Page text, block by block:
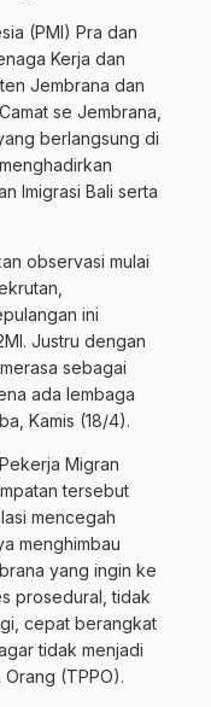
(PMI) Pra dan
Kerja dan
Jembrana dan
se Jembrana,
berlangsung di
Imigrasi Bali serta
observasi mulai
ini
Justru dengan
sebagai
ada lembaga
Kamis (18/4).
Migran
tersebut
mencegah
menghimbau
yang ingin ke
prosedural, tidak
cepat berangkat
tidak menjadi
(TPPO).